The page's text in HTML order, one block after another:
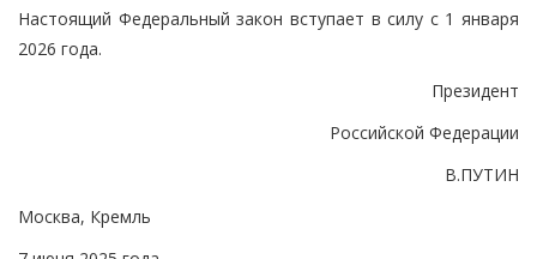
Настоящий Федеральный закон вступает в силу с 1 января
2026 года.
Президент
Российской Федерации
В.ПУТИН
Москва, Кремль